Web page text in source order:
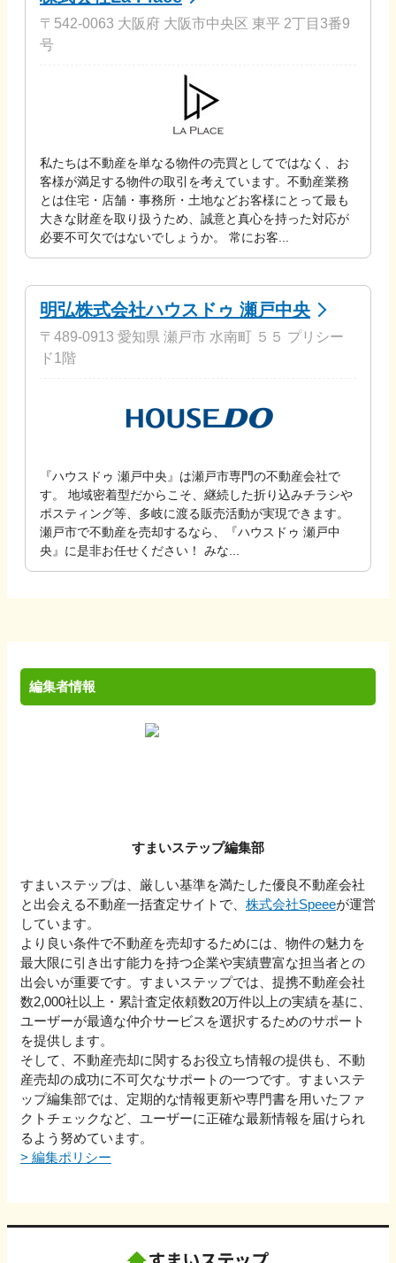
〒542-0063 大阪府 大阪市中央区 東平 2丁目3番9
号
私たちは不動産を単なる物件の売買としてではなく、お
客様が満足する物件の取引を考えています。不動産業務
とは住宅・店舗・事務所・土地などお客様にとって最も
大きな財産を取り扱うため、誠意と真心を持った対応が
必要不可欠ではないでしょうか。 常にお客...
明弘株式会社ハウスドゥ 瀬戸中央
〒489-0913 愛知県 瀬戸市 水南町 ５５ プリシー
ド1階
『ハウスドゥ 瀬戸中央』は瀬戸市専門の不動産会社で
す。 地域密着型だからこそ、継続した折り込みチラシや
ポスティング等、多岐に渡る販売活動が実現できます。
瀬戸市で不動産を売却するなら、『ハウスドゥ 瀬戸中
央』に是非お任せください！ みな...
編集者情報
すまいステップ編集部
すまいステップは、厳しい基準を満たした優良不動産会社
と出会える不動産一括査定サイトで、 株式会社Speeeが運営
しています。
より良い条件で不動産を売却するためには、物件の魅力を
最大限に引き出す能力を持つ企業や実績豊富な担当者との
出会いが重要です。すまいステップでは、提携不動産会社
数2,000社以上・累計査定依頼数20万件以上の実績を基に、
ユーザーが最適な仲介サービスを選択するためのサポート
を提供します。
そして、不動産売却に関するお役立ち情報の提供も、不動
産売却の成功に不可欠なサポートの一つです。すまいステ
ップ編集部では、定期的な情報更新や専門書を用いたファ
クトチェックなど、ユーザーに正確な最新情報を届けられ
るよう努めています。
> 編集ポリシー